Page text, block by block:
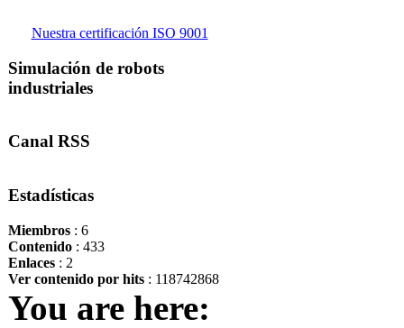
Nuestra certificación ISO 9001
Simulación de robots
industriales
Canal RSS
Estadísticas
Miembros: 6
Contenido: 433
Enlaces: 2
Ver contenido por hits: 118742868
You are here: